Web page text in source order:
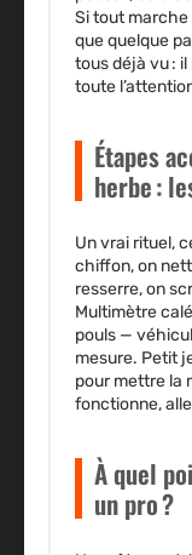
Si tout marche
que quelque
tous déjà vu :
toute
Étapes
herbe :
Un vrai rituel,
chiffon, on
resserre, on
Multimètre
pouls —
mesure. Petit
pour mettre la
fonctionne,
À quel
un pro ?